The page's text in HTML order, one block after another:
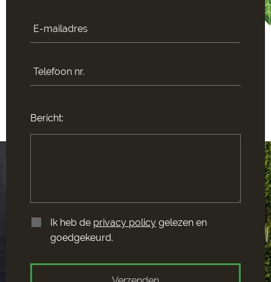
Bericht:
Ik heb de privacy policy gelezen en
goedgekeurd.